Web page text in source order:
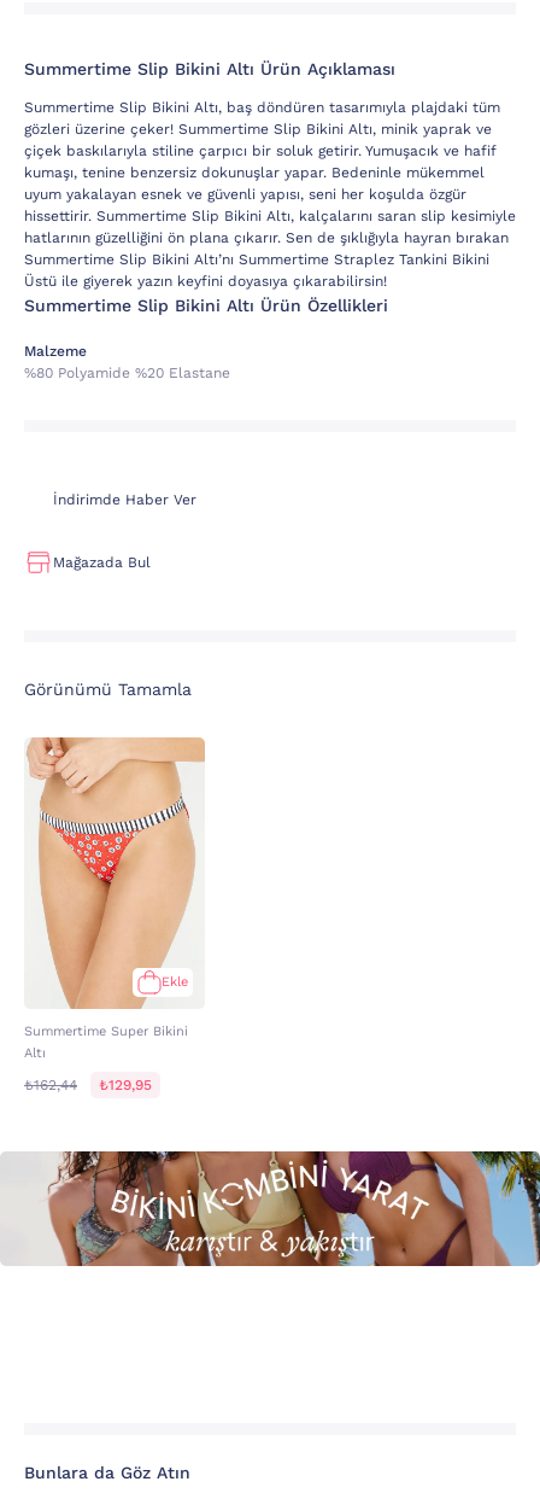
Summertime Slip Bikini Altı Ürün Açıklaması
Summertime Slip Bikini Altı, baş döndüren tasarımıyla plajdaki tüm
gözleri üzerine çeker! Summertime Slip Bikini Altı, minik yaprak ve
çiçek baskılarıyla stiline çarpıcı bir soluk getirir. Yumuşacık ve hafif
kumaşı, tenine benzersiz dokunuşlar yapar. Bedeninle mükemmel
uyum yakalayan esnek ve güvenli yapısı, seni her koşulda özgür
hissettirir. Summertime Slip Bikini Altı, kalçalarını saran slip kesimiyle
hatlarının güzelliğini ön plana çıkarır. Sen de şıklığıyla hayran bırakan
Summertime Slip Bikini Altı’nı Summertime Straplez Tankini Bikini
Üstü ile giyerek yazın keyfini doyasıya çıkarabilirsin!
Summertime Slip Bikini Altı Ürün Özellikleri
Malzeme
%80 Polyamide %20 Elastane
İndirimde Haber Ver
Mağazada Bul
Görünümü Tamamla
Ekle
Summertime Super Bikini
Altı
₺162,44 ₺129,95
Bunlara da Göz Atın